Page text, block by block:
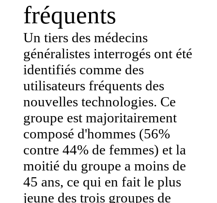
fréquents
Un tiers des médecins
généralistes interrogés ont été
identifiés comme des
utilisateurs fréquents des
nouvelles technologies. Ce
groupe est majoritairement
composé d'hommes (56%
contre 44% de femmes) et la
moitié du groupe a moins de
45 ans, ce qui en fait le plus
jeune des trois groupes de